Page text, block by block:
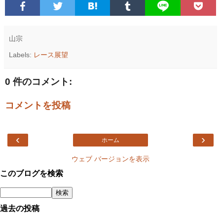
山宗
Labels: レース展望
0 件のコメント:
コメントを投稿
‹ ›
ホーム
ウェブ バージョンを表示
このブログを検索
過去の投稿